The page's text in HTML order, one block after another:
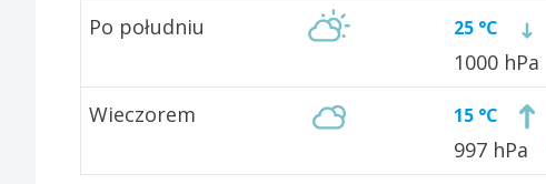
Po południu 25 °C
1000 hPa
Wieczorem 15 °C
997 hPa